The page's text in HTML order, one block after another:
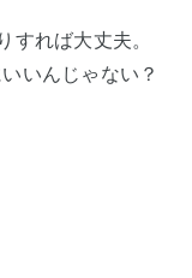
れば大丈夫。
いんじゃない？